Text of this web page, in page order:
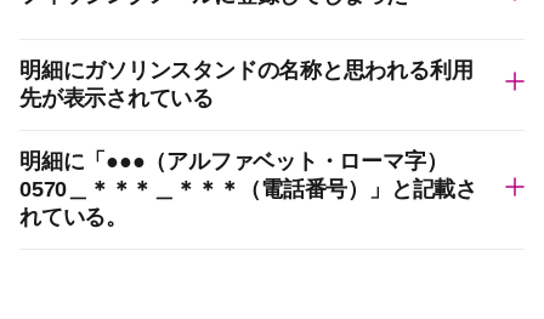
明細にガソリンスタンドの名称と思われる利用
先が表示されている
明細に「●●●（アルファベット・ローマ字）
0570＿＊＊＊＿＊＊＊（電話番号）」と記載さ
れている。